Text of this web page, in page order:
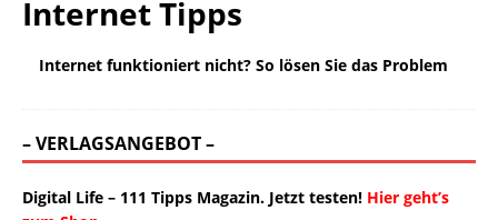
Internet Tipps
Internet funktioniert nicht? So lösen Sie das Problem
– VERLAGSANGEBOT –
Digital Life – 111 Tipps Magazin. Jetzt testen! Hier geht’s